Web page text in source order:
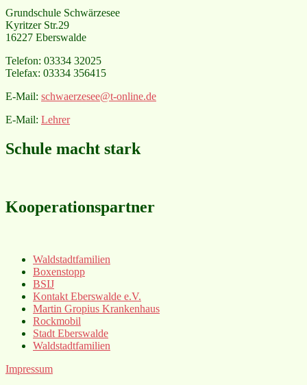
Grundschule Schwärzesee
Kyritzer Str.29
16227 Eberswalde
Telefon: 03334 32025
Telefax: 03334 356415
E-Mail: schwaerzesee@t-online.de
E-Mail: Lehrer
Schule macht stark
Kooperationspartner
Waldstadtfamilien
Boxenstopp
BSIJ
Kontakt Eberswalde e.V.
Martin Gropius Krankenhaus
Rockmobil
Stadt Eberswalde
Waldstadtfamilien
Impressum